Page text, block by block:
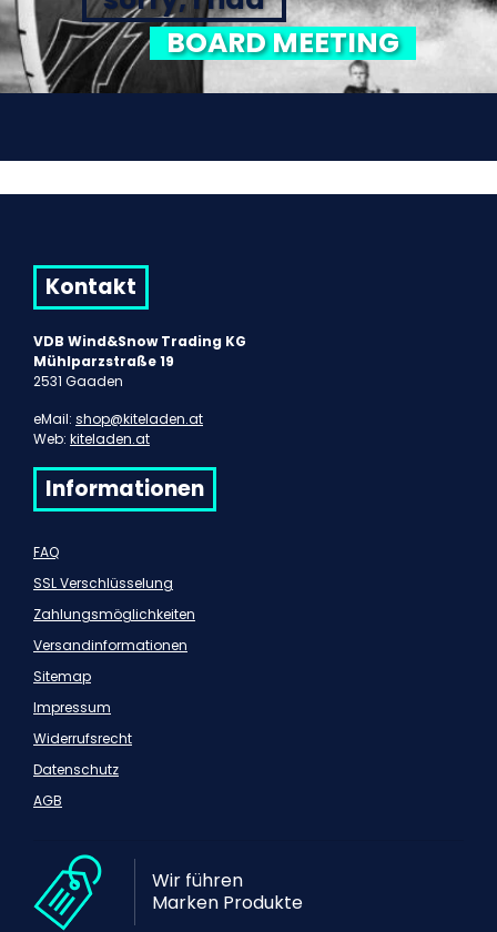
BOARD MEETING
Kontakt
VDB Wind&Snow Trading KG
Mühlparzstraße 19
2531 Gaaden
eMail: shop@kiteladen.at
Web: kiteladen.at
Informationen
FAQ
SSL Verschlüsselung
Zahlungsmöglichkeiten
Versandinformationen
Sitemap
Impressum
Widerrufsrecht
Datenschutz
AGB
Wir führen
Marken Produkte